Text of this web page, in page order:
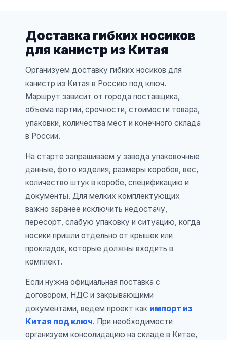
Доставка гибких носиков
для канистр из Китая
Организуем доставку гибких носиков для
канистр из Китая в Россию под ключ.
Маршрут зависит от города поставщика,
объема партии, срочности, стоимости товара,
упаковки, количества мест и конечного склада
в России.
На старте запрашиваем у завода упаковочные
данные, фото изделия, размеры коробов, вес,
количество штук в коробе, спецификацию и
документы. Для мелких комплектующих
важно заранее исключить недостачу,
пересорт, слабую упаковку и ситуацию, когда
носики пришли отдельно от крышек или
прокладок, которые должны входить в
комплект.
Если нужна официальная поставка с
договором, НДС и закрывающими
документами, ведем проект как импорт из
Китая под ключ. При необходимости
организуем консолидацию на складе в Китае,